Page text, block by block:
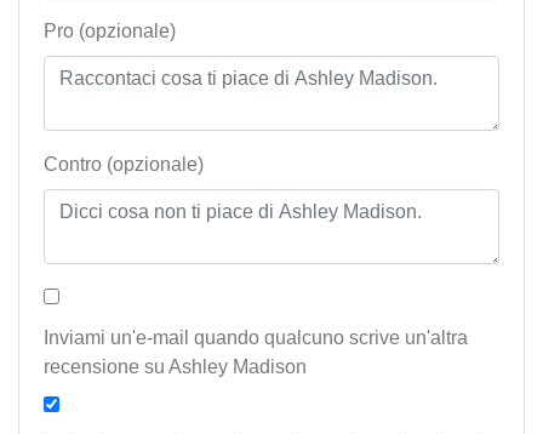
Pro (opzionale)
Contro (opzionale)
Inviami un'e-mail quando qualcuno scrive un'altra
recensione su Ashley Madison